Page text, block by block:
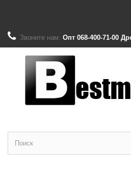
Звоните нам: Опт 068-400-71-00